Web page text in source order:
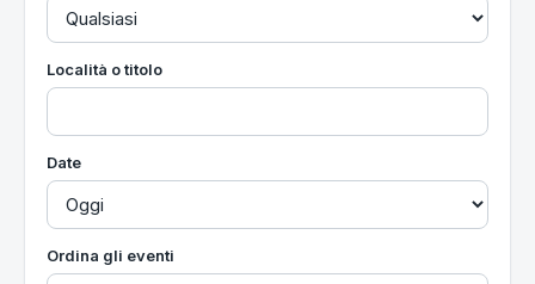
Località o titolo
Date
Ordina gli eventi